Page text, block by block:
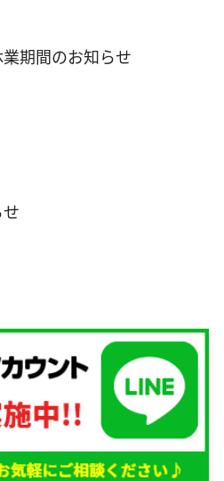
期間のお知らせ